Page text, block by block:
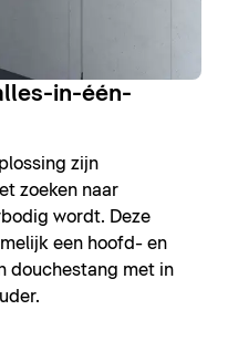
in-één-
zijn
zoeken naar
wordt. Deze
een hoofd- en
douchestang met in